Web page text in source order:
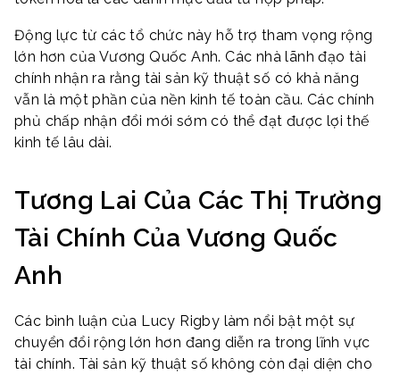
Động lực từ các tổ chức này hỗ trợ tham vọng rộng
lớn hơn của Vương Quốc Anh. Các nhà lãnh đạo tài
chính nhận ra rằng tài sản kỹ thuật số có khả năng
vẫn là một phần của nền kinh tế toàn cầu. Các chính
phủ chấp nhận đổi mới sớm có thể đạt được lợi thế
kinh tế lâu dài.
Tương Lai Của Các Thị Trường
Tài Chính Của Vương Quốc
Anh
Các bình luận của Lucy Rigby làm nổi bật một sự
chuyển đổi rộng lớn hơn đang diễn ra trong lĩnh vực
tài chính. Tài sản kỹ thuật số không còn đại diện cho